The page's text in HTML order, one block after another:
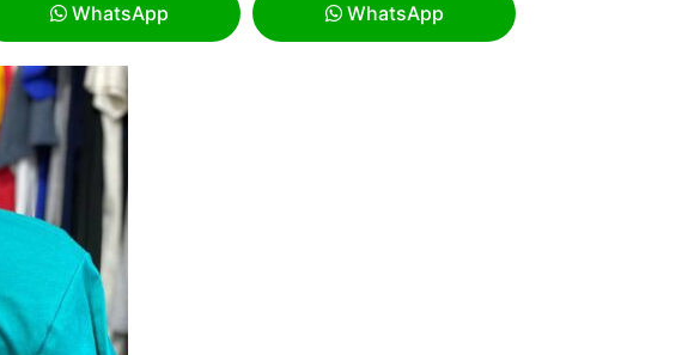
WhatsApp WhatsApp